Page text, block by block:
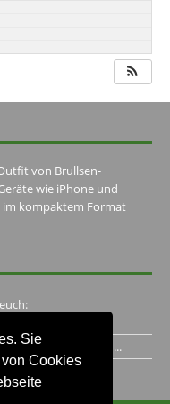
Sie
Cookies
von Brullsen-
wie iPhone und
im kompaktem Format
verbracht..Habe ihn...